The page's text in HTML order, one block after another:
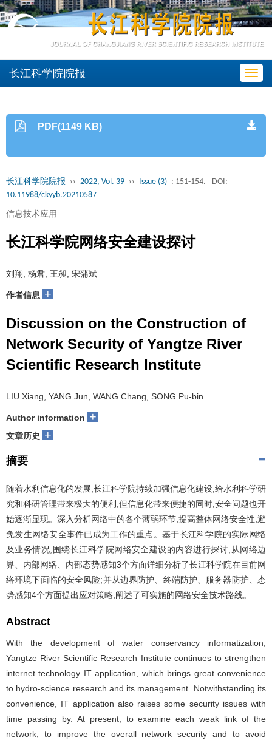
长江科学院院报
PDF(1149 KB)
长江科学院院报 ›› 2022, Vol. 39 ›› Issue (3) : 151-154.
DOI:
10.11988/ckyyb.20210587
信息技术应用
长江科学院网络安全建设探讨
刘翔, 杨君, 王昶, 宋蒲斌
作者信息 +
Discussion on the Construction of
Network Security of Yangtze River
Scientific Research Institute
LIU Xiang, YANG Jun, WANG Chang, SONG Pu-bin
Author information +
文章历史 +
摘要
随着水利信息化的发展,长江科学院持续加强信息化建设,给水利科学研
究和科研管理带来极大的便利;但信息化带来便捷的同时,安全问题也开
始逐渐显现。深入分析网络中的各个薄弱环节,提高整体网络安全性,避
免发生网络安全事件已成为工作的重点。基于长江科学院的实际网络
及业务情况,围绕长江科学院网络安全建设的内容进行探讨,从网络边
界、内部网络、内部态势感知3个方面详细分析了长江科学院在目前网
络环境下面临的安全风险;并从边界防护、终端防护、服务器防护、态
势感知4个方面提出应对策略,阐述了可实施的网络安全技术路线。
Abstract
With the development of water conservancy informatization,
Yangtze River Scientific Research Institute continues to strengthen
internet technology IT application, which brings great convenience
to hydro-science research and its management. Notwithstanding its
convenience, IT application also raises some security issues with
time passing by. At present, to examine each weak link of the
network, to improve the overall network security and to avoid